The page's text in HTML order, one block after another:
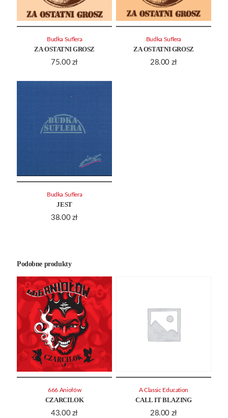
ZA OSTATNI GROSZ
75.00 zł
Budka Suflera
ZA OSTATNI GROSZ
28.00 zł
Budka Suflera
JEST
38.00 zł
Budka Suflera
Podobne produkty
CZARCILOK
43.00 zł
666 Aniołów
CALL IT BLAZING
28.00 zł
A Classic Education